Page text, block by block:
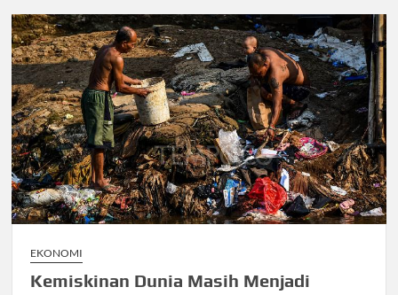
EKONOMI
Kemiskinan Dunia Masih Menjadi